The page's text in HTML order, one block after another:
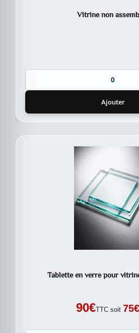
Vitrine non
Ajouter
Tablette en verre pour
90€TTC soit 75€